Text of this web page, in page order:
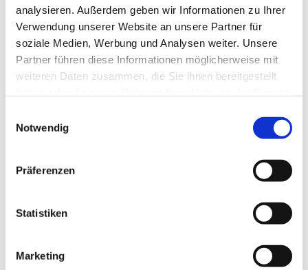
analysieren. Außerdem geben wir Informationen zu Ihrer
Verwendung unserer Website an unsere Partner für
soziale Medien, Werbung und Analysen weiter. Unsere
Partner führen diese Informationen möglicherweise mit
weiteren Daten zusammen, die Sie ihnen bereitgestellt
Notwendig
Präferenzen
Statistiken
Marketing